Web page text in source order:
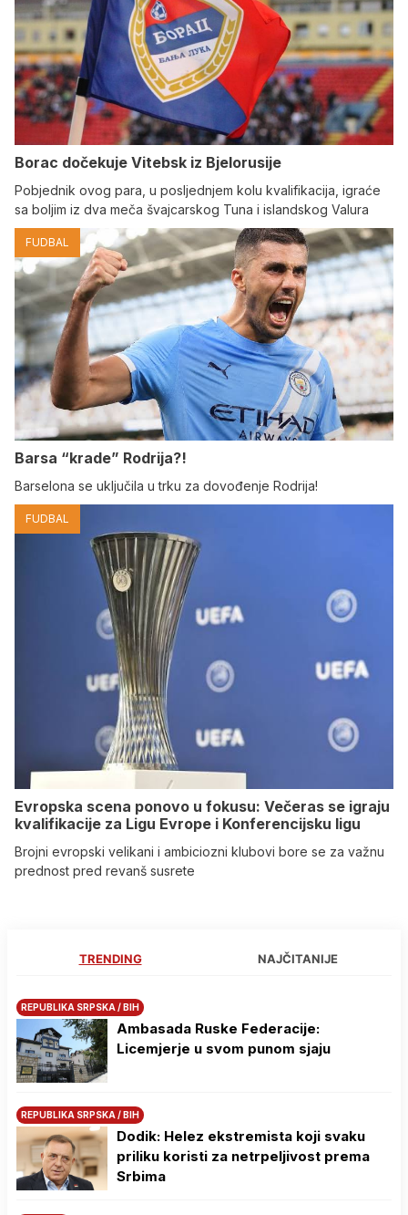
Borac dočekuje Vitebsk iz Bjelorusije
Pobjednik ovog para, u posljednjem kolu kvalifikacija, igraće
sa boljim iz dva meča švajcarskog Tuna i islandskog Valura
FUDBAL
Barsa “krade” Rodrija?!
Barselona se uključila u trku za dovođenje Rodrija!
FUDBAL
Evropska scena ponovo u fokusu: Večeras se igraju
kvalifikacije za Ligu Evrope i Konferencijsku ligu
Brojni evropski velikani i ambiciozni klubovi bore se za važnu
prednost pred revanš susrete
TRENDING NAJČITANIJE
REPUBLIKA SRPSKA / BIH
Ambasada Ruske Federacije:
Licemjerje u svom punom sjaju
REPUBLIKA SRPSKA / BIH
Dodik: Helez ekstremista koji svaku
priliku koristi za netrpeljivost prema
Srbima